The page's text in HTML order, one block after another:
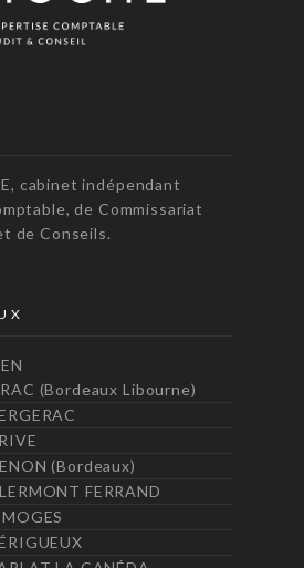
cabinet indépendant
de Commissariat
de Conseils.
(Bordeaux Libourne)
(Bordeaux)
FERRAND